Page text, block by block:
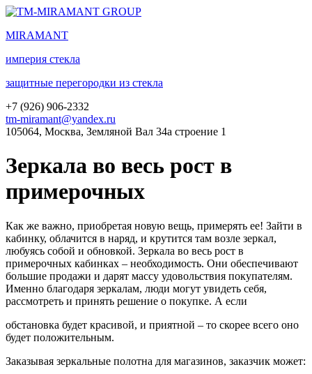
MIRAMANT
империя стекла
защитные перегородки из стекла
+7 (926) 906-2332
tm-miramant@yandex.ru
105064, Москва, Земляной Вал 34а строение 1
Зеркала во весь рост в
примерочных
Как же важно, приобретая новую вещь, примерять ее! Зайти в
кабинку, облачится в наряд, и крутится там возле зеркал,
любуясь собой и обновкой. Зеркала во весь рост в
примерочных кабинках – необходимость. Они обеспечивают
большие продажи и дарят массу удовольствия покупателям.
Именно благодаря зеркалам, люди могут увидеть себя,
рассмотреть и принять решение о покупке. А если
обстановка будет красивой, и приятной – то скорее всего оно
будет положительным.
Заказывая зеркальные полотна для магазинов, заказчик может: